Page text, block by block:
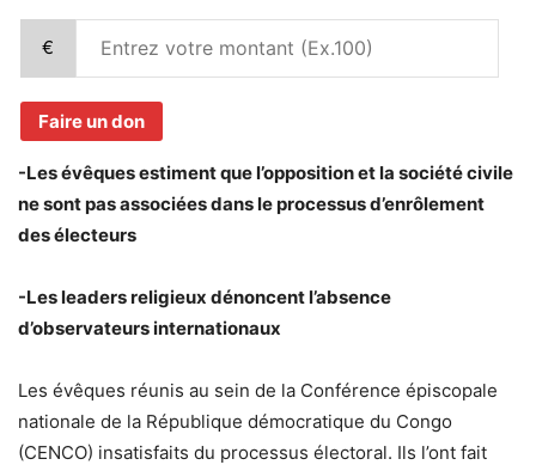
€
Faire un don
-Les évêques estiment que l’opposition et la société civile
ne sont pas associées dans le processus d’enrôlement
des électeurs
-Les leaders religieux dénoncent l’absence
d’observateurs internationaux
Les évêques réunis au sein de la Conférence épiscopale
nationale de la République démocratique du Congo
(CENCO) insatisfaits du processus électoral. Ils l’ont fait